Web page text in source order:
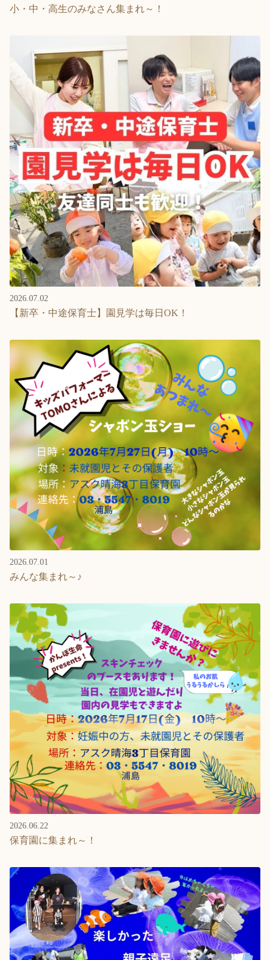
小・中・高生のみなさん集まれ～！
2026.07.02
【新卒・中途保育士】園見学は毎日OK！
2026.07.01
みんな集まれ～♪
2026.06.22
保育園に集まれ～！